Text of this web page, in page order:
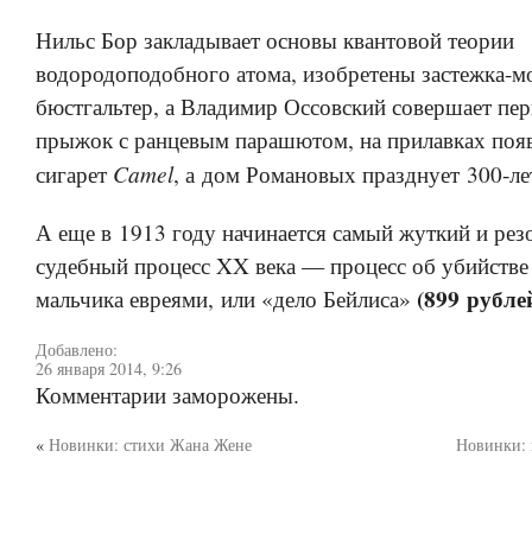
Нильс Бор закладывает основы квантовой теории
водородоподобного атома, изобретены застежка-
бюстгальтер, а Владимир Оссовский совершает
прыжок с ранцевым парашютом, на прилавках
сигарет Camel, а дом Романовых празднует 300-
А еще в 1913 году начинается самый жуткий и
судебный процесс XX века — процесс об убийстве
мальчика евреями, или «дело Бейлиса» (899
Добавлено:
26 января 2014, 9:26
Комментарии заморожены.
« Новинки: стихи Жана Жене Новинки: